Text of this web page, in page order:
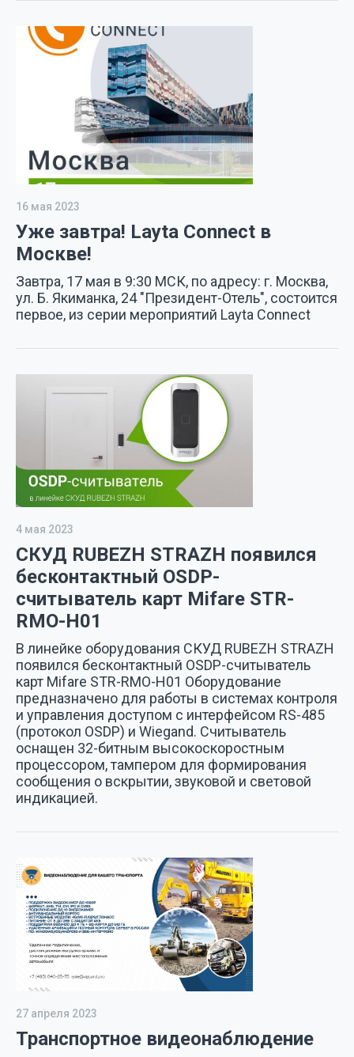
16 мая 2023
Уже завтра! Layta Connect в
Москве!
Завтра, 17 мая в 9:30 МСК, по адресу: г. Москва,
ул. Б. Якиманка, 24 "Президент-Отель", состоится
первое, из серии мероприятий Layta Connect
4 мая 2023
СКУД RUBEZH STRAZH появился
бесконтактный OSDP-
считыватель карт Mifare STR-
RMO-H01
В линейке оборудования СКУД RUBEZH STRAZH
появился бесконтактный OSDP-считыватель
карт Mifare STR-RMO-H01 Оборудование
предназначено для работы в системах контроля
и управления доступом с интерфейсом RS-485
(протокол OSDP) и Wiegand. Считыватель
оснащен 32-битным высокоскоростным
процессором, тампером для формирования
сообщения о вскрытии, звуковой и световой
индикацией.
27 апреля 2023
Транспортное видеонаблюдение